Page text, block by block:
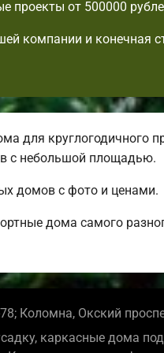
проекты от 500000
компании и конечная
для круглогодичного
с небольшой площадью.
домов с фото и ценами.
дома самого
Коломна, Окский
каркасные дома